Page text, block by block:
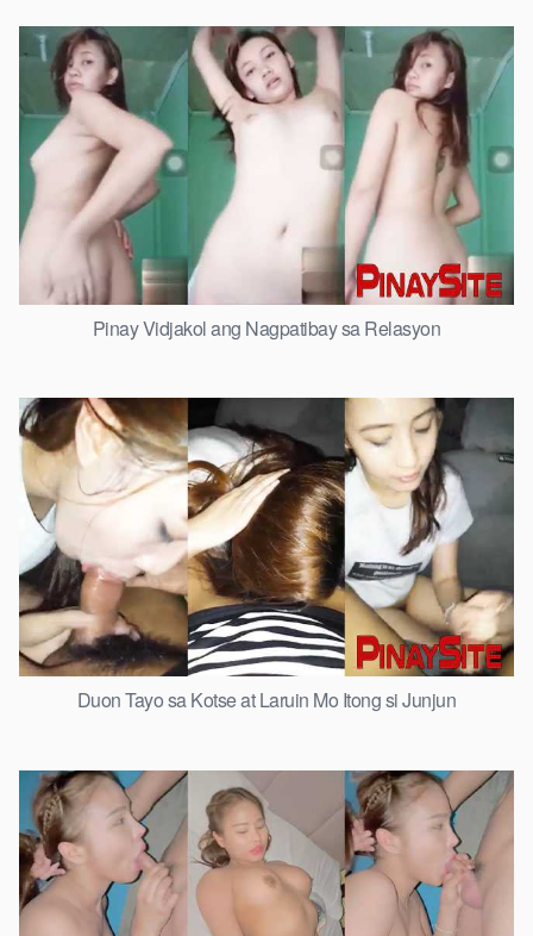
Pinay Vidjakol ang Nagpatibay sa Relasyon
Duon Tayo sa Kotse at Laruin Mo Itong si Junjun